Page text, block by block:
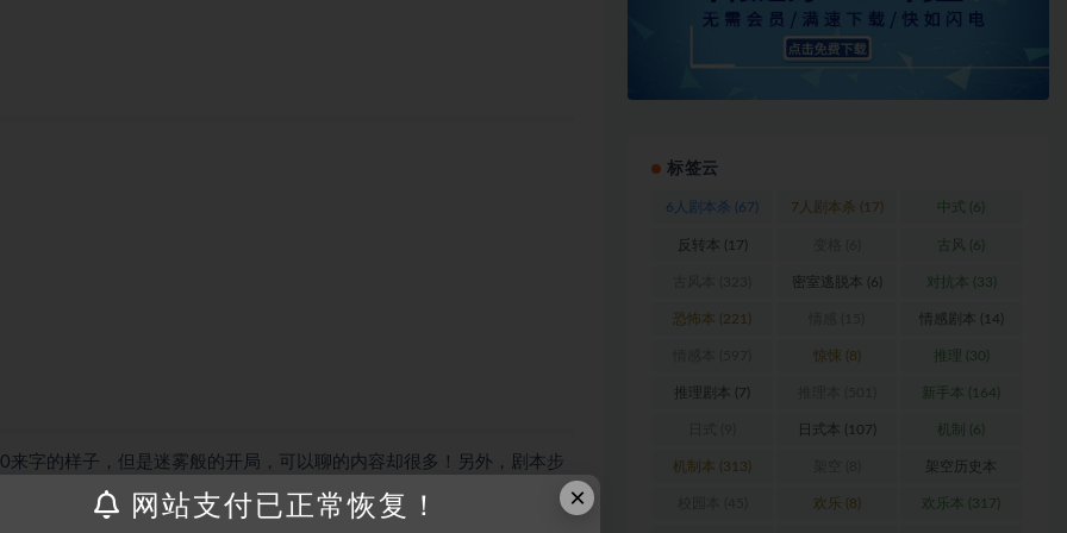
字的样子，但是迷雾般的开局，可以聊的内容却很多！另外，剧本步
标签云
6人剧本杀 (67) 7人剧本杀 (17) 中式 (6)
反转本 (17) 古风 (6)
密室逃脱本 (6) 对抗本 (33)
恐怖本 (221) 情感剧本 (14)
惊悚 (8) 推理 (30)
推理剧本 (7) 新手本 (164)
日式本 (107) 机制 (6)
机制本 (313) 架空历史本
(102)
欢乐 (8) 欢乐本 (317)
×
网站支付已正常恢复！